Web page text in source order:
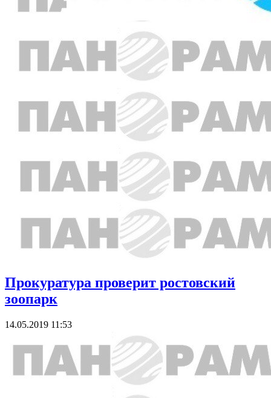
Прокуратура проверит ростовский
зоопарк
14.05.2019 11:53